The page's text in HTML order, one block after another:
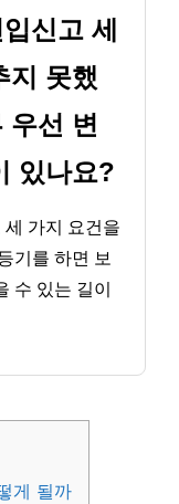
신고 세
지 못했
우선 변
있나요?
세 가지 요건을
기를 하면 보
수 있는 길이
게 될까